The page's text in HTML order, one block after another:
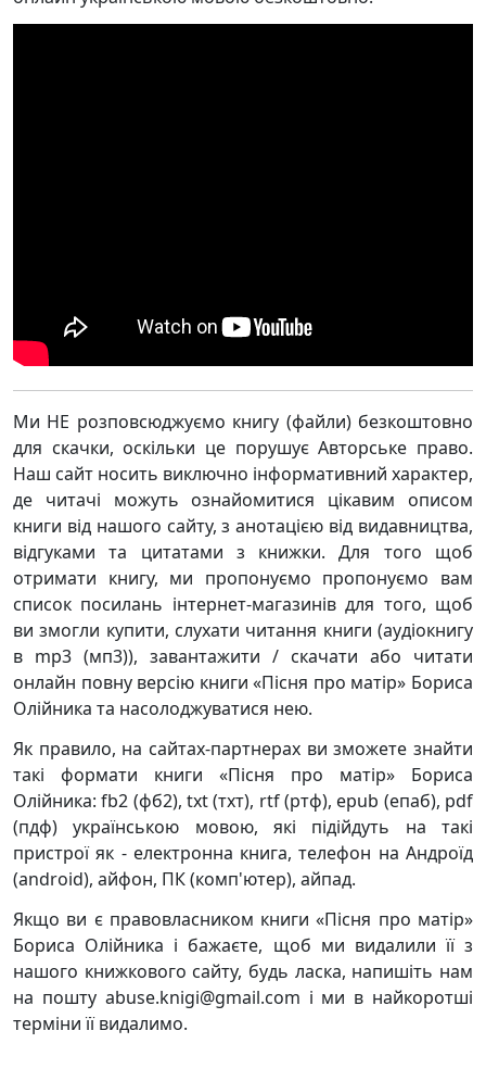
Ми НЕ розповсюджуємо книгу (файли) безкоштовно
для скачки, оскільки це порушує Авторське право.
Наш сайт носить виключно інформативний характер,
де читачі можуть ознайомитися цікавим описом
книги від нашого сайту, з анотацією від видавництва,
відгуками та цитатами з книжки. Для того щоб
отримати книгу, ми пропонуємо пропонуємо вам
список посилань інтернет-магазинів для того, щоб
ви змогли купити, слухати читання книги (аудіокнигу
в mp3 (мп3)), завантажити / скачати або читати
онлайн повну версію книги «Пісня про матір» Бориса
Олійника та насолоджуватися нею.
Як правило, на сайтах-партнерах ви зможете знайти
такі формати книги «Пісня про матір» Бориса
Олійника: fb2 (фб2), txt (тхт), rtf (ртф), epub (епаб), pdf
(пдф) українською мовою, які підійдуть на такі
пристрої як - електронна книга, телефон на Андроїд
(android), айфон, ПК (комп'ютер), айпад.
Якщо ви є правовласником книги «Пісня про матір»
Бориса Олійника і бажаєте, щоб ми видалили її з
нашого книжкового сайту, будь ласка, напишіть нам
на пошту abuse.knigi@gmail.com і ми в найкоротші
терміни її видалимо.